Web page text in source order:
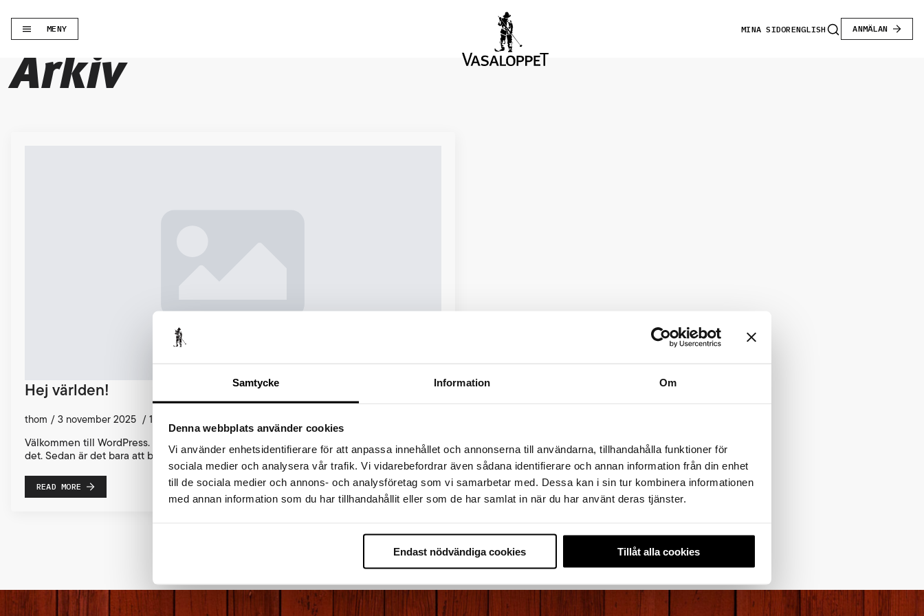
Samtycke Information Om
Denna webbplats använder cookies
Vi använder enhetsidentifierare för att anpassa innehållet och annonserna till användarna, tillhandahålla funktioner för
sociala medier och analysera vår trafik. Vi vidarebefordrar även sådana identifierare och annan information från din enhet
till de sociala medier och annons- och analysföretag som vi samarbetar med. Dessa kan i sin tur kombinera informationen
med annan information som du har tillhandahållit eller som de har samlat in när du har använt deras tjänster.
Endast nödvändiga cookies Tillåt alla cookies
MENY MINA SIDORENGLISH ANMÄLAN
Arkiv
Hej världen!
thom 3 november 2025 1 kommentar
Välkommen till WordPress. Detta är ditt första inlägg. Du kan redigera det eller ta bort
det. Sedan är det bara att börja skriva!
READ MORE